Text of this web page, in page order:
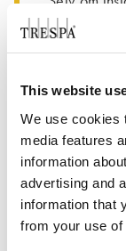
This website
We use cookies
media features
information
advertising and
information that
from your use
Trompeo,
eller til og
“Så på
ideen vår:
og ute.”
tråden i
byggets
utsiden,